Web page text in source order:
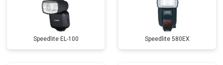
Speedlite EL-100 Speedlite 580EX